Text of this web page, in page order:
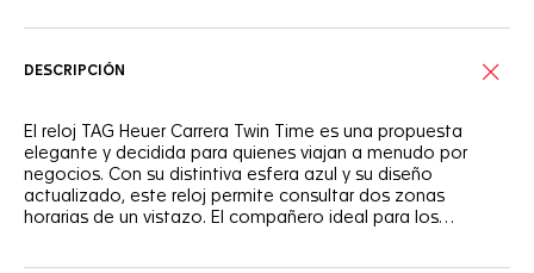
DESCRIPCIÓN
El reloj TAG Heuer Carrera Twin Time es una propuesta
elegante y decidida para quienes viajan a menudo por
negocios. Con su distintiva esfera azul y su diseño
actualizado, este reloj permite consultar dos zonas
horarias de un vistazo. El compañero ideal para los